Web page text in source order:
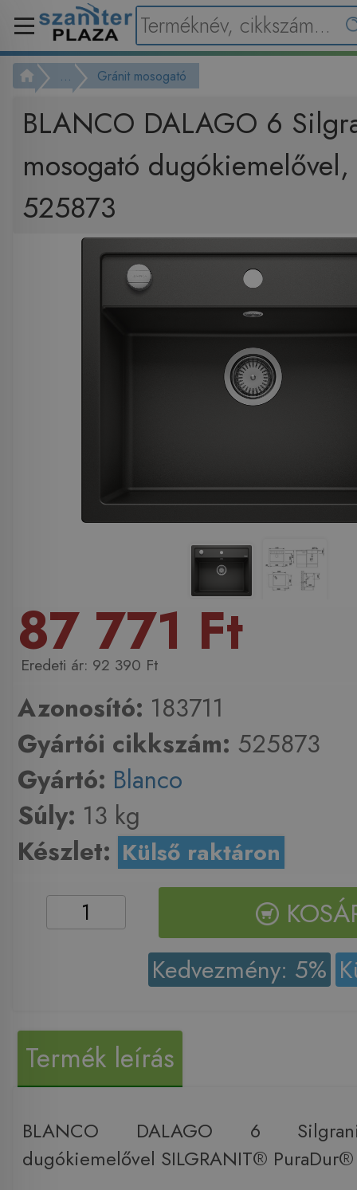
... Gránit mosogató
BLANCO DALAGO 6
mosogató dugókiemelővel,
525873
87 771 Ft
92 390 Ft
Azonosító: 183711
Gyártói cikkszám: 525873
Gyártó: Blanco
Súly: 13 kg
Készlet: Külső raktáron
Kedvezmény: 5%
Termék leírás
BLANCO DALAGO 6
dugókiemelővel SILGRANIT®